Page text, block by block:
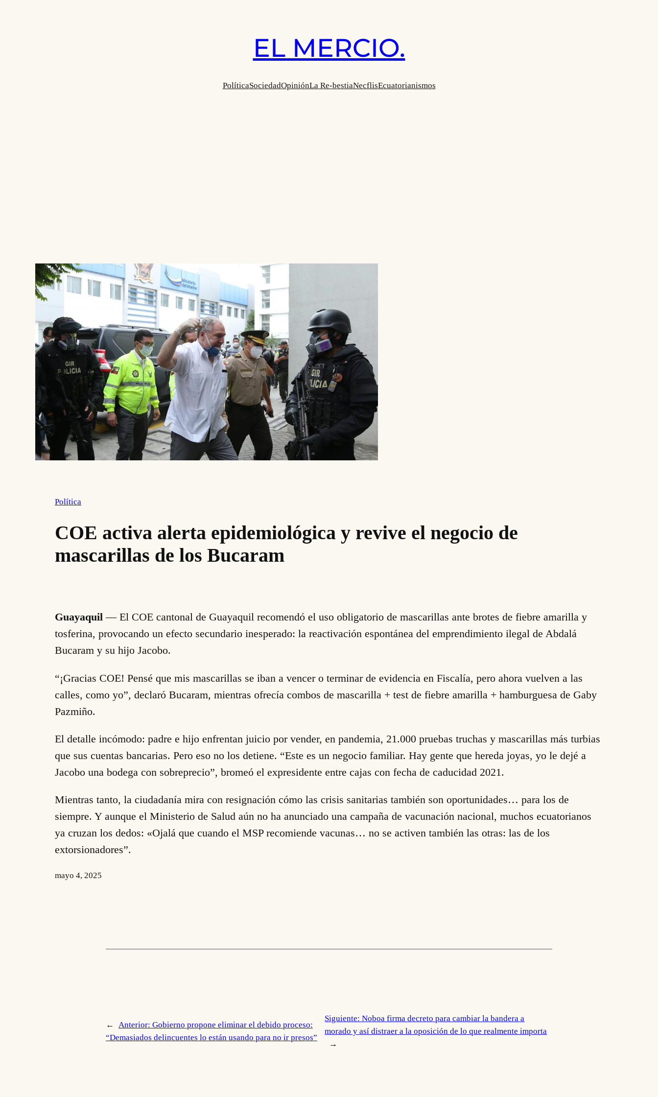
EL MERCIO.
PolíticaSociedadOpiniónLa Re-bestiaNecflisEcuatorianismos
Política
COE activa alerta epidemiológica y revive el negocio de
mascarillas de los Bucaram
Guayaquil — El COE cantonal de Guayaquil recomendó el uso obligatorio de mascarillas ante brotes de fiebre amarilla y
tosferina, provocando un efecto secundario inesperado: la reactivación espontánea del emprendimiento ilegal de Abdalá
Bucaram y su hijo Jacobo.
“¡Gracias COE! Pensé que mis mascarillas se iban a vencer o terminar de evidencia en Fiscalía, pero ahora vuelven a las
calles, como yo”, declaró Bucaram, mientras ofrecía combos de mascarilla + test de fiebre amarilla + hamburguesa de Gaby
Pazmiño.
El detalle incómodo: padre e hijo enfrentan juicio por vender, en pandemia, 21.000 pruebas truchas y mascarillas más turbias
que sus cuentas bancarias. Pero eso no los detiene. “Este es un negocio familiar. Hay gente que hereda joyas, yo le dejé a
Jacobo una bodega con sobreprecio”, bromeó el expresidente entre cajas con fecha de caducidad 2021.
Mientras tanto, la ciudadanía mira con resignación cómo las crisis sanitarias también son oportunidades… para los de
siempre. Y aunque el Ministerio de Salud aún no ha anunciado una campaña de vacunación nacional, muchos ecuatorianos
ya cruzan los dedos: «Ojalá que cuando el MSP recomiende vacunas… no se activen también las otras: las de los
extorsionadores”.
mayo 4, 2025
← Anterior: Gobierno propone eliminar el debido proceso:
“Demasiados delincuentes lo están usando para no ir presos”
Siguiente:Noboa firma decreto para cambiar la bandera a
morado y así distraer a la oposición de lo que realmente importa
→